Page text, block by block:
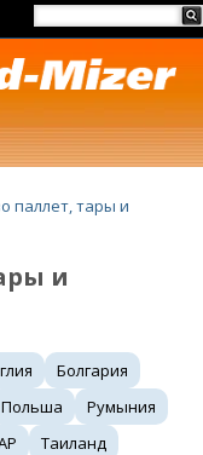
паллет, тары и
и
Болгария
Польша
Румыния
Таиланд